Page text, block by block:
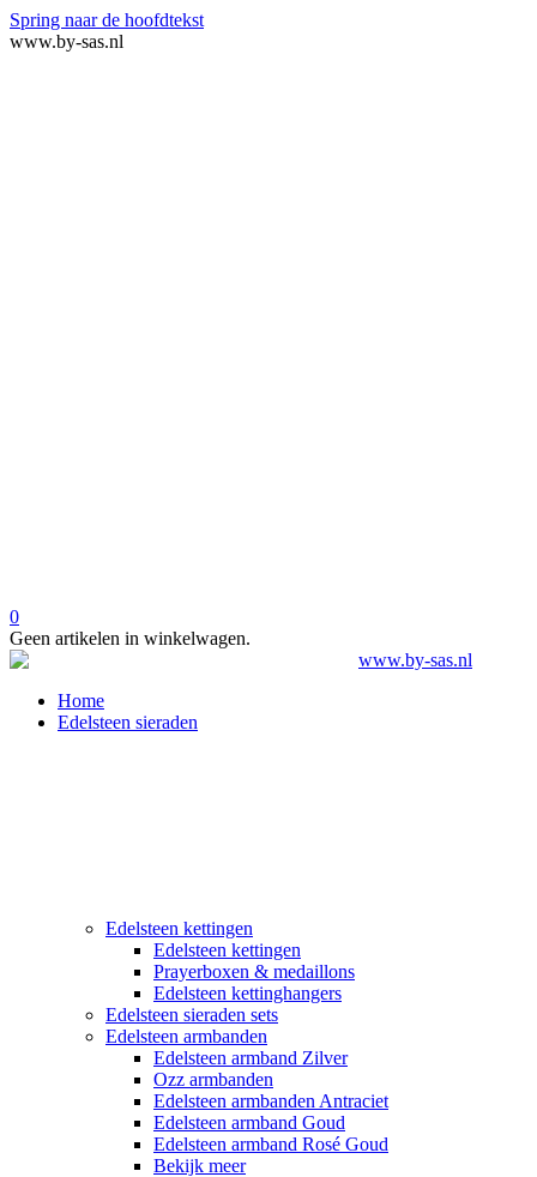
Spring naar de hoofdtekst
www.by-sas.nl
0
Geen artikelen in winkelwagen.
Home
Edelsteen sieraden
Edelsteen kettingen
Edelsteen kettingen
Prayerboxen & medaillons
Edelsteen kettinghangers
Edelsteen sieraden sets
Edelsteen armbanden
Edelsteen armband Zilver
Ozz armbanden
Edelsteen armbanden Antraciet
Edelsteen armband Goud
Edelsteen armband Rosé Goud
Bekijk meer